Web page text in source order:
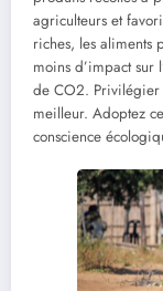
agriculteurs et
riches, les aliments
moins d’impact sur
de CO2. Privilégier
meilleur. Adoptez
conscience